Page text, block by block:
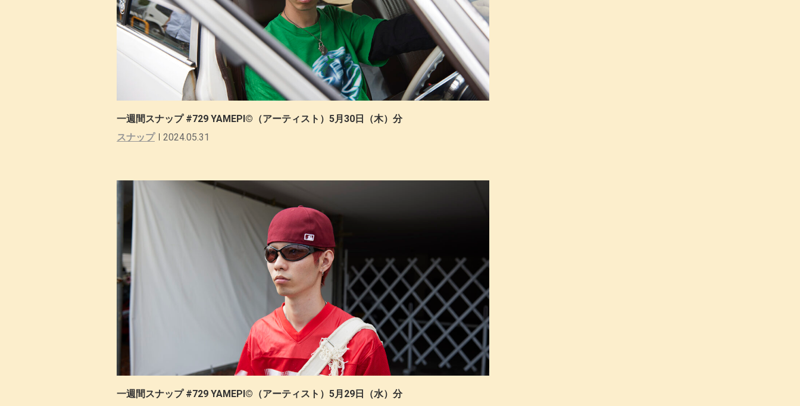
一週間スナップ #729 YAMEPI©（アーティスト）5月30日（木）分
スナップ
2024.05.31
一週間スナップ #729 YAMEPI©（アーティスト）5月29日（水）分